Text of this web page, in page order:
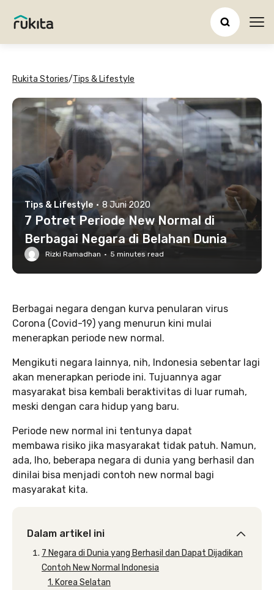
Rukita Stories/Tips & Lifestyle
Tips & Lifestyle · 8 Juni 2020
7 Potret Periode New Normal di
Berbagai Negara di Belahan Dunia
Rizki Ramadhan · 5 minutes read
Berbagai negara dengan kurva penularan virus
Corona (Covid-19) yang menurun kini mulai
menerapkan periode new normal.
Mengikuti negara lainnya, nih, Indonesia sebentar lagi
akan menerapkan periode ini. Tujuannya agar
masyarakat bisa kembali beraktivitas di luar rumah,
meski dengan cara hidup yang baru.
Periode new normal ini tentunya dapat
membawa risiko jika masyarakat tidak patuh. Namun,
ada, lho, beberapa negara di dunia yang berhasil dan
dinilai bisa menjadi contoh new normal bagi
masyarakat kita.
Dalam artikel ini
7 Negara di Dunia yang Berhasil dan Dapat Dijadikan
Contoh New Normal Indonesia
1. Korea Selatan